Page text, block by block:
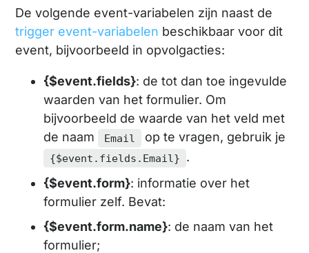
De volgende event-variabelen zijn naast de
trigger event-variabelen beschikbaar voor dit
event, bijvoorbeeld in opvolgacties:
{$event.fields}: de tot dan toe ingevulde
waarden van het formulier. Om
bijvoorbeeld de waarde van het veld met
de naam
Email op te vragen, gebruik je
{$event.fields.Email}
.
{$event.form}: informatie over het
formulier zelf. Bevat:
{$event.form.name}: de naam van het
formulier;